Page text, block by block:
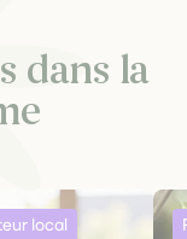
dans la